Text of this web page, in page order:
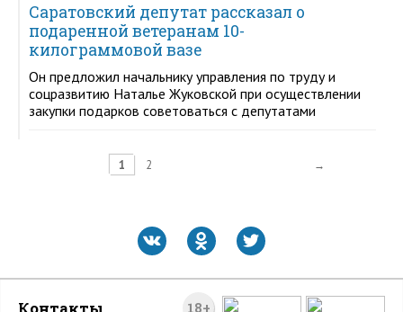
Саратовский депутат рассказал о
подаренной ветеранам 10-
килограммовой вазе
Он предложил начальнику управления по труду и
соцразвитию Наталье Жуковской при осуществлении
закупки подарков советоваться с депутатами
1 2 →
18+
Контакты